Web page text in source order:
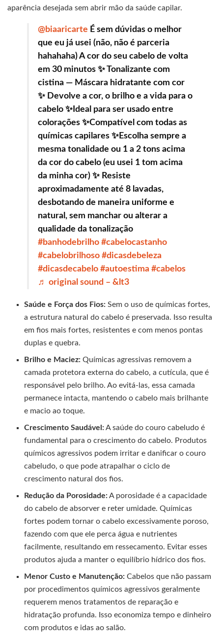
aparência desejada sem abrir mão da saúde capilar.
@biaaricarte É sem dúvidas o melhor
que eu já usei (não, não é parceria
hahahaha) A cor do seu cabelo de volta
em 30 minutos ✨ Tonalizante com
cistina — Máscara hidratante com cor
✨ Devolve a cor, o brilho e a vida para o
cabelo ✨Ideal para ser usado entre
colorações ✨Compatível com todas as
químicas capilares ✨Escolha sempre a
mesma tonalidade ou 1 a 2 tons acima
da cor do cabelo (eu usei 1 tom acima
da minha cor) ✨ Resiste
aproximadamente até 8 lavadas,
desbotando de maneira uniforme e
natural, sem manchar ou alterar a
qualidade da tonalização
#banhodebrilho #cabelocastanho
#cabelobrilhoso #dicasdebeleza
#dicasdecabelo #autoestima #cabelos
♬ original sound – &lt3
Saúde e Força dos Fios: Sem o uso de químicas fortes,
a estrutura natural do cabelo é preservada. Isso resulta
em fios mais fortes, resistentes e com menos pontas
duplas e quebra.
Brilho e Maciez: Químicas agressivas removem a
camada protetora externa do cabelo, a cutícula, que é
responsável pelo brilho. Ao evitá-las, essa camada
permanece intacta, mantendo o cabelo mais brilhante
e macio ao toque.
Crescimento Saudável:A saúde do couro cabeludo é
fundamental para o crescimento do cabelo. Produtos
químicos agressivos podem irritar e danificar o couro
cabeludo, o que pode atrapalhar o ciclo de
crescimento natural dos fios.
Redução da Porosidade:A porosidade é a capacidade
do cabelo de absorver e reter umidade. Químicas
fortes podem tornar o cabelo excessivamente poroso,
fazendo com que ele perca água e nutrientes
facilmente, resultando em ressecamento. Evitar esses
produtos ajuda a manter o equilíbrio hídrico dos fios.
Menor Custo e Manutenção: Cabelos que não passam
por procedimentos químicos agressivos geralmente
requerem menos tratamentos de reparação e
hidratação profunda. Isso economiza tempo e dinheiro
com produtos e idas ao salão.